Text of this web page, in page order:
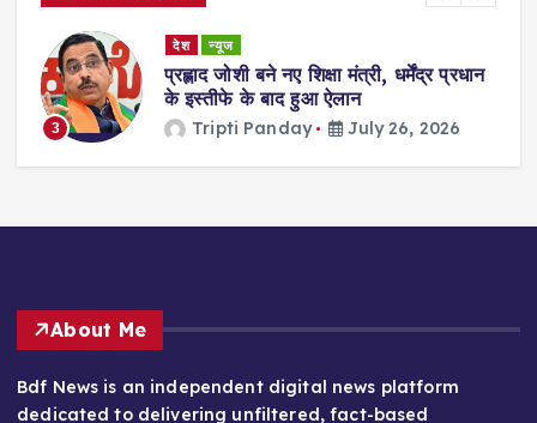
3
देश न्यूज
प्रह्लाद जोशी बने नए शिक्षा मंत्री, धर्मेंद्र प्रधान
के इस्तीफे के बाद हुआ ऐलान
Tripti Panday July 26, 2026
About Me
Bdf News is an independent digital news platform
dedicated to delivering unfiltered, fact-based